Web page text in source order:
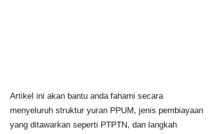
Artikel ini akan bantu anda fahami secara
menyeluruh struktur yuran PPUM, jenis pembiayaan
yang ditawarkan seperti PTPTN, dan langkah